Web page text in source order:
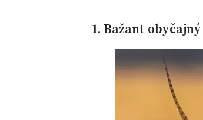
1. Bažant obyčajný